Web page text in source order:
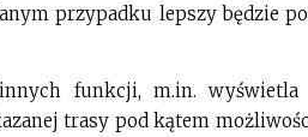
przypadku lepszy będzie
funkcji, m.in. wyświetla
trasy pod kątem